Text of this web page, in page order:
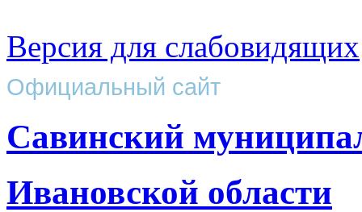
Версия для слабовидящих
Официальный сайт
Савинский
Ивановской области